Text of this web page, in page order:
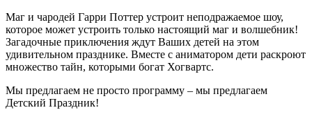
Маг и чародей Гарри Поттер устроит неподражаемое шоу,
которое может устроить только настоящий маг и волшебник!
Загадочные приключения ждут Ваших детей на этом
удивительном празднике. Вместе с аниматором дети раскроют
множество тайн, которыми богат Хогвартс.
Мы предлагаем не просто программу – мы предлагаем
Детский Праздник!